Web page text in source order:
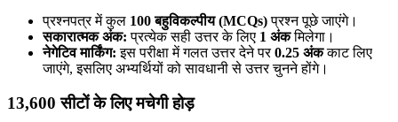
प्रश्नपत्र में कुल 100 बहुविकल्पीय (MCQs)प्रश्न पूछे जाएंगे।
सकारात्मक अंक: प्रत्येक सही उत्तर के लिए 1 अंकमिलेगा।
नेगेटिव मार्किंग: इस परीक्षा में गलत उत्तर देने पर0.25 अंककाट लिए
जाएंगे, इसलिए अभ्यर्थियों को सावधानी से उत्तर चुनने होंगे।
13,600 सीटों के लिए मचेगी होड़